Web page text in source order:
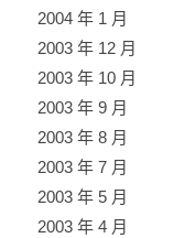
2004 年 1 月
2003 年 12 月
2003 年 10 月
2003 年 9 月
2003 年 8 月
2003 年 7 月
2003 年 5 月
2003 年 4 月